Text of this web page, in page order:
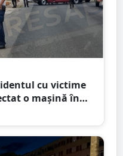
cu victime
o mașină în